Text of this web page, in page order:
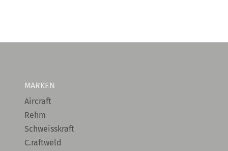
MARKEN
Aircraft
Rehm
Schweisskraft
C.raftweld